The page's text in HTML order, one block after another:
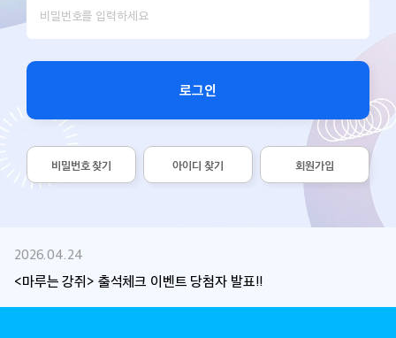
로그인
비밀번호 찾기 아이디 찾기 회원가입
2026.04.24
<마루는 강쥐> 출석체크 이벤트 당첨자 발표!!